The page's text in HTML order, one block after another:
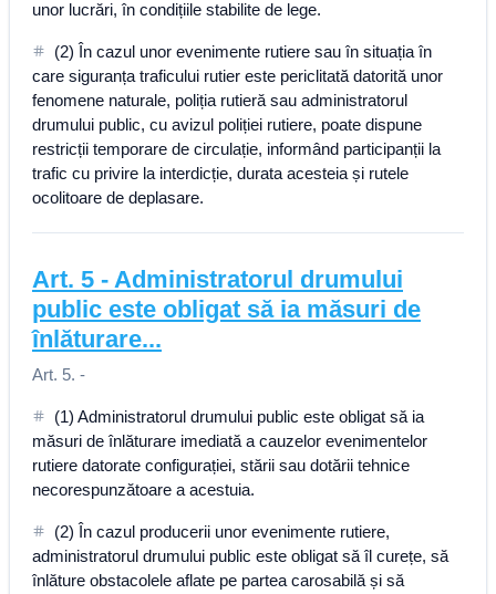
unor lucrări, în condițiile stabilite de lege.
(2) În cazul unor evenimente rutiere sau în situația în
care siguranța traficului rutier este periclitată datorită unor
fenomene naturale, poliția rutieră sau administratorul
drumului public, cu avizul poliției rutiere, poate dispune
restricții temporare de circulație, informând participanții la
trafic cu privire la interdicție, durata acesteia și rutele
ocolitoare de deplasare.
Art. 5 - Administratorul drumului
public este obligat să ia măsuri de
înlăturare...
Art. 5. -
(1) Administratorul drumului public este obligat să ia
măsuri de înlăturare imediată a cauzelor evenimentelor
rutiere datorate configurației, stării sau dotării tehnice
necorespunzătoare a acestuia.
(2) În cazul producerii unor evenimente rutiere,
administratorul drumului public este obligat să îl curețe, să
înlăture obstacolele aflate pe partea carosabilă și să